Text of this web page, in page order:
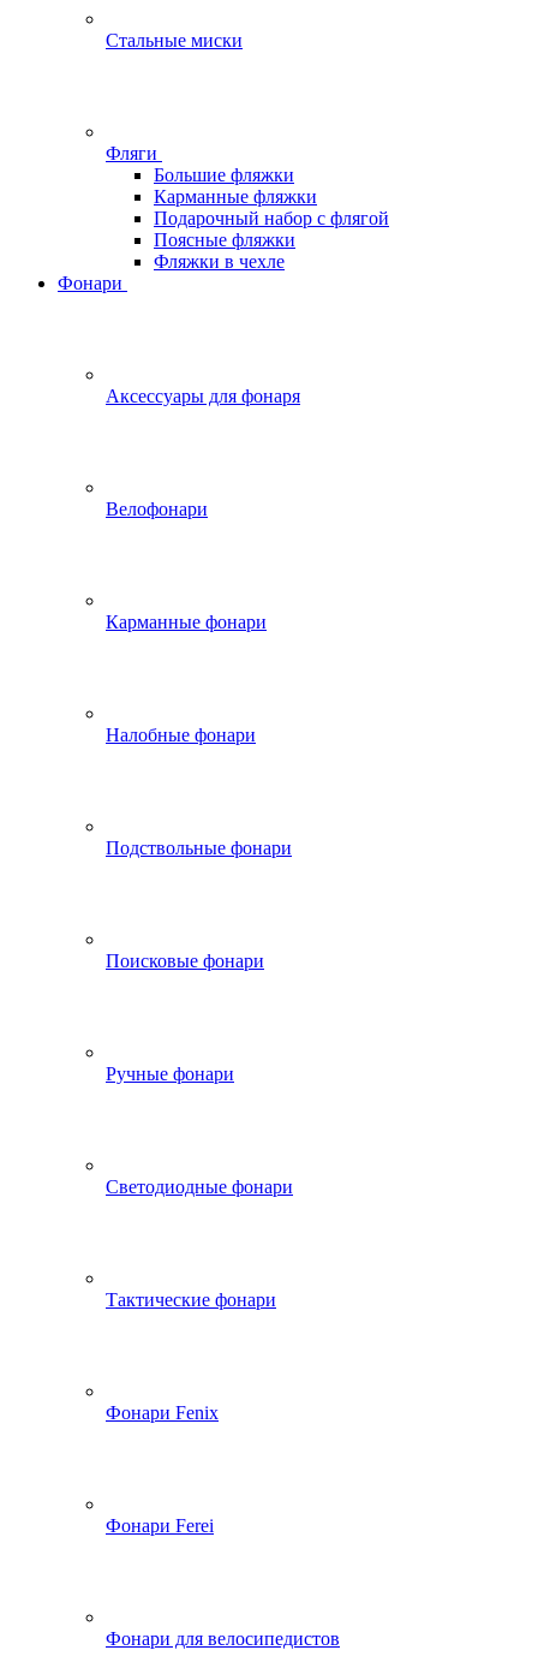
Стальные миски
Фляги
Большие фляжки
Карманные фляжки
Подарочный набор с флягой
Поясные фляжки
Фляжки в чехле
Фонари
Аксессуары для фонаря
Велофонари
Карманные фонари
Налобные фонари
Подствольные фонари
Поисковые фонари
Ручные фонари
Светодиодные фонари
Тактические фонари
Фонари Fenix
Фонари Ferei
Фонари для велосипедистов